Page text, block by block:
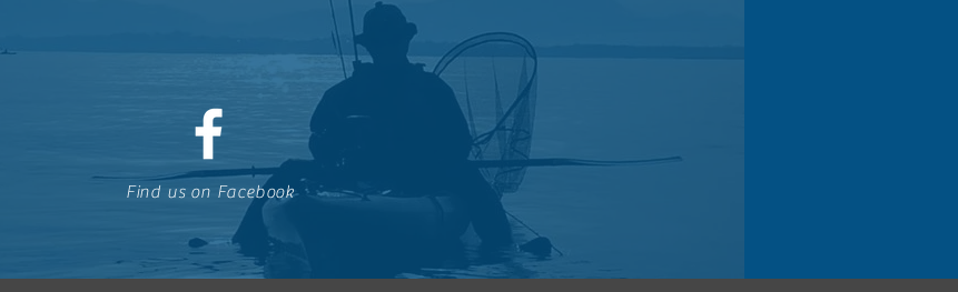
Find us on Facebook